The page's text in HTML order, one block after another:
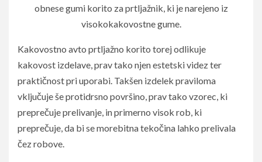
obnese gumi korito za prtljažnik, ki je narejeno iz
visokokakovostne gume.
Kakovostno avto prtljažno korito torej odlikuje
kakovost izdelave, prav tako njen estetski videz ter
praktičnost pri uporabi. Takšen izdelek praviloma
vključuje še protidrsno površino, prav tako vzorec, ki
preprečuje prelivanje, in primerno visok rob, ki
preprečuje, da bi se morebitna tekočina lahko prelivala
čez robove.